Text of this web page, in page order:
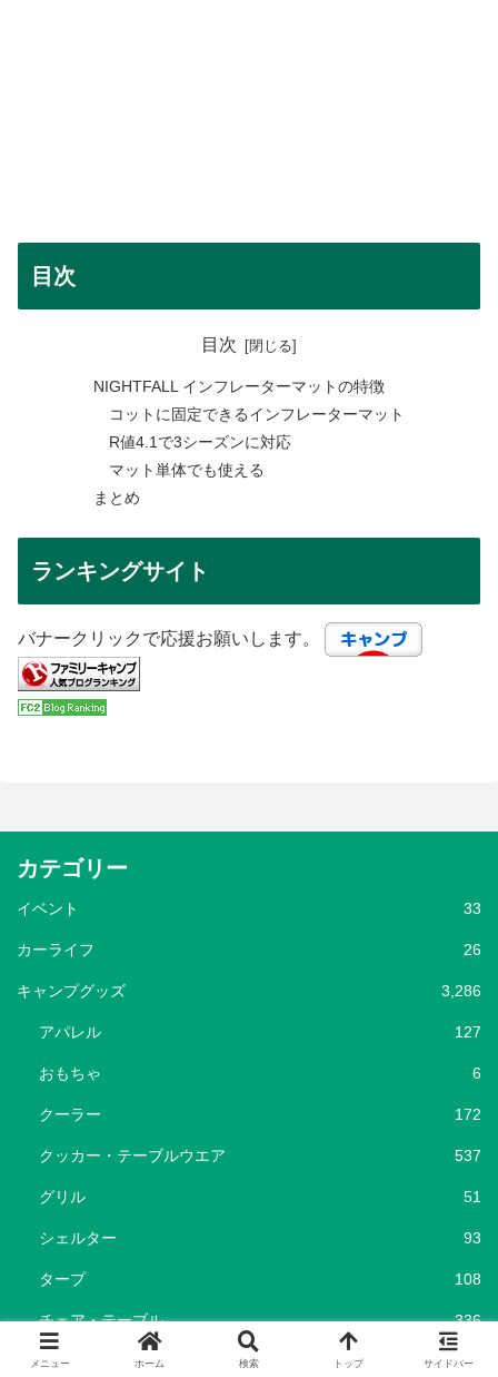
目次
目次
NIGHTFALL インフレーターマットの特徴
コットに固定できるインフレーターマット
R値4.1で3シーズンに対応
マット単体でも使える
まとめ
ランキングサイト
バナークリックで応援お願いします。
カテゴリー
イベント 33
カーライフ 26
キャンプグッズ 3,286
アパレル 127
おもちゃ 6
クーラー 172
クッカー・テーブルウエア 537
グリル 51
シェルター 93
タープ 108
チェア・テーブル 336
テント 454
メニュー ホーム 検索 トップ サイドバー